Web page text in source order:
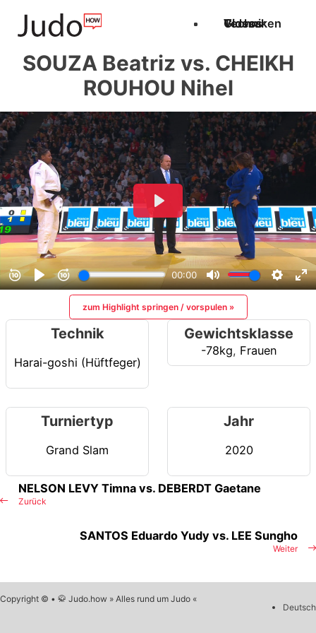
Techniken
Videos
Glossar
SOUZA Beatriz vs. CHEIKH
ROUHOU Nihel
zum Highlight springen / vorspulen »
Technik
Harai-goshi (Hüftfeger)
Gewichtsklasse
-78kg, Frauen
Turniertyp
Grand Slam
Jahr
2020
Zurück
NELSON LEVY Timna vs. DEBERDT Gaetane
Weiter
SANTOS Eduardo Yudy vs. LEE Sungho
Copyright © • 🥋 Judo.how » Alles rund um Judo «
Deutsch